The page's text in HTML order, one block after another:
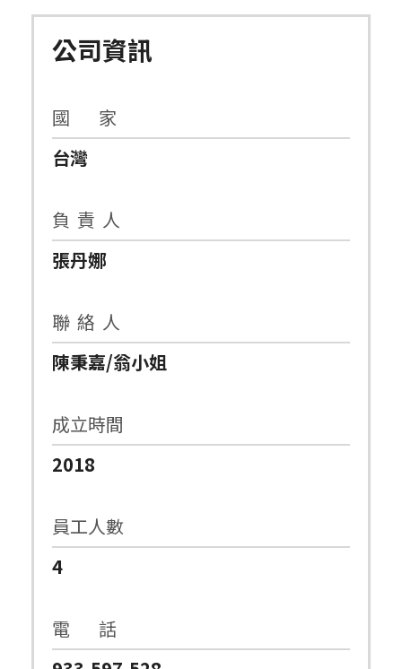
公司資訊
國 家
台灣
負 責 人
張丹娜
聯 絡 人
陳秉嘉/翁小姐
成立時間
2018
員工人數
4
電 話